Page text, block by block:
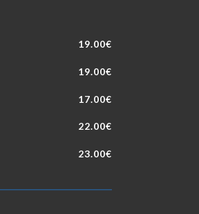
19.00€
19.00€
17.00€
22.00€
23.00€